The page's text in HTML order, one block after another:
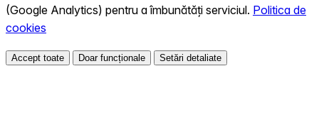
(Google Analytics) pentru a îmbunătăți serviciul. Politica de
cookies
Accept toate Doar funcționale Setări detaliate